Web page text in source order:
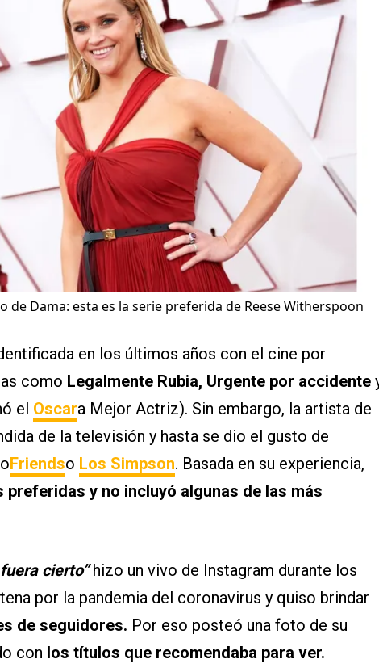
de Dama: esta es la serie preferida de Reese Witherspoon
en los últimos años con el cine por
como Legalmente Rubia, Urgente por accidente
el Oscara Mejor Actriz). Sin embargo, la artista de
de la televisión y hasta se dio el gusto de
Friendso Los Simpson. Basada en su experiencia,
y no incluyó algunas de las más
cierto”hizo un vivo de Instagram durante los
por la pandemia del coronavirus y quiso brindar
de seguidores. Por eso posteó una foto de su
con los títulos que recomendaba para ver.